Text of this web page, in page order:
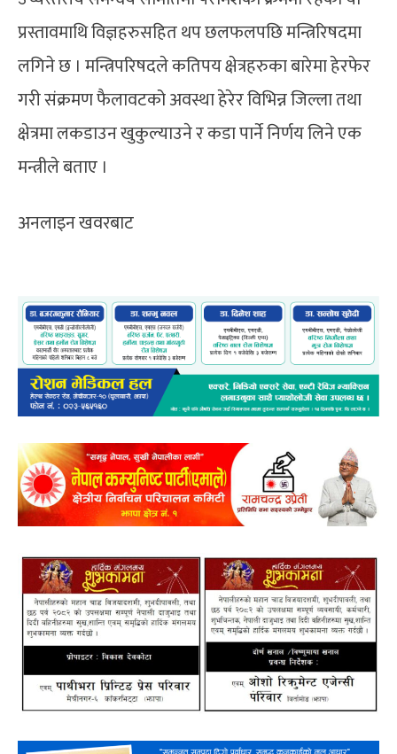
प्रस्तावमाथि विज्ञहरुसहित थप छलफलपछि मन्त्रिरिषदमा
लगिने छ । मन्त्रिपरिषदले कतिपय क्षेत्रहरुका बारेमा हेरफेर
गरी संक्रमण फैलावटको अवस्था हेरेर विभिन्न जिल्ला तथा
क्षेत्रमा लकडाउन खुकुल्याउने र कडा पार्ने निर्णय लिने एक
मन्त्रीले बताए ।
अनलाइन खवरबाट